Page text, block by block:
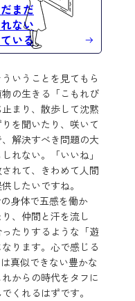
まだ
ない
いる
いうことを見てもら
の生きる「こもれび
まり、散歩して沈黙
を聞いたり、咲いて
解決すべき問題の大
れない。「いいね」
れて、きわめて人間
したいですね。
身体で五感を働か
、仲間と汗を流し
たりするような「遊
ります。心で感じる
真似できない豊かな
からの時代をタフに
くれるはずです。